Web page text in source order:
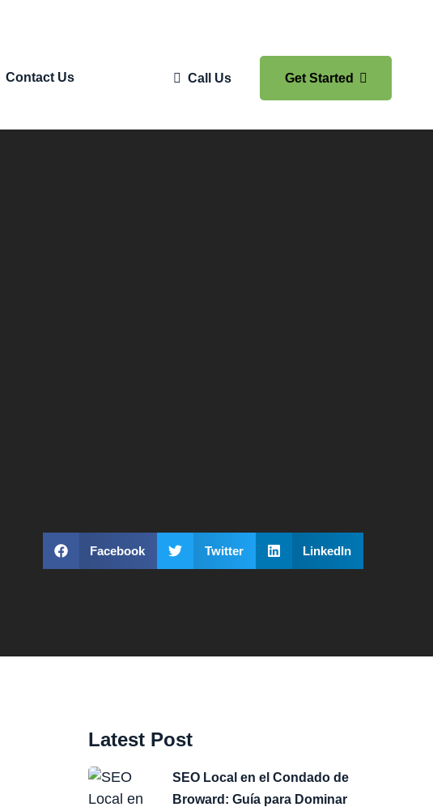
Contact Us Call Us Get Started
Facebook Twitter LinkedIn
Latest Post
SEO Local en el Condado de
Broward: Guía para Dominar